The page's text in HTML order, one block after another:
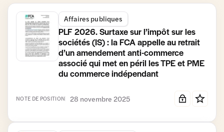
Affaires publiques
PLF 2026. Surtaxe sur l’impôt sur les
sociétés (IS) : la FCA appelle au retrait
d’un amendement anti-commerce
associé qui met en péril les TPE et PME
du commerce indépendant
NOTE DE POSITION 28 novembre 2025